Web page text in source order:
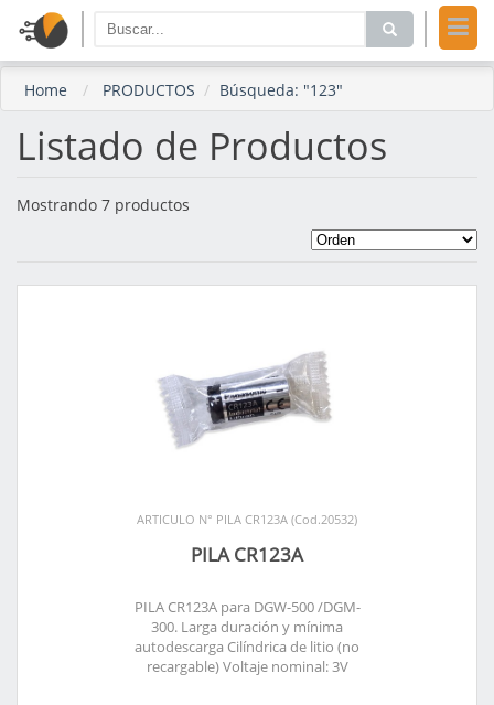
Home PRODUCTOS Búsqueda: "123"
Listado de Productos
Mostrando 7 productos
ARTICULO N° PILA CR123A (Cod.20532)
PILA CR123A
PILA CR123A para DGW-500 /DGM-
300. Larga duración y mínima
autodescarga Cilíndrica de litio (no
recargable) Voltaje nominal: 3V